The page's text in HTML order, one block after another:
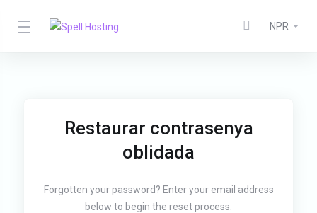
NPR
Restaurar contrasenya
oblidada
Forgotten your password? Enter your email address
below to begin the reset process.